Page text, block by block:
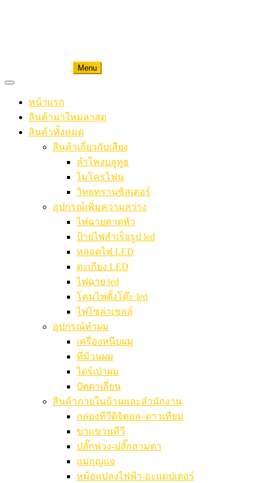
Menu
หน้าแรก
สินค้ามาใหม่ล่าสุด
สินค้าทั้งหมด
สินค้าเกี่ยวกับเสียง
ลำโพงบลูทูธ
ไมโครโฟน
วิทยุทรานซิสเตอร์
อุปกรณ์เพิ่มความสว่าง
ไฟฉายคาดหัว
ป้ายไฟสำเร็จรูป led
หลอดไฟ LED
ตะเกียง LED
ไฟฉาย led
โคมไฟตั้งโต๊ะ led
ไฟโซล่าเซลล์
อุปกรณ์ทำผม
เครื่องหนีบผม
ที่ม้วนผม
ไดร์เป่าผม
ปัตตาเลี่ยน
สินค้าภายในบ้านและสำนักงาน
กล่องทีวีดิจิตอล–ดาวเทียม
ขาแขวนทีวี
ปลั๊กพ่วง-ปลั๊กสามตา
แม่กุญแจ
หม้อแปลงไฟฟ้า-อะแดปเตอร์